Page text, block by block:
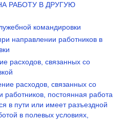
РАБОТУ В ДРУГУЮ
командировки
направлении работников в
расходов, связанных со
расходов, связанных со
постоянная работа
в пути или имеет разъездной
в полевых условиях,